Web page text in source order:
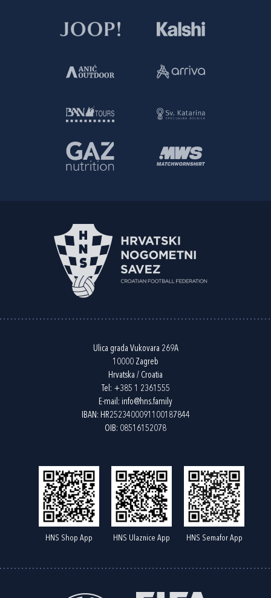
Ulica grada Vukovara 269A
10000 Zagreb
Hrvatska / Croatia
Tel: +385 1 2361555
E-mail: info@hns.family
IBAN: HR2523400091100187844
OIB: 08516152078
HNS Shop App HNS Ulaznice App HNS Semafor App